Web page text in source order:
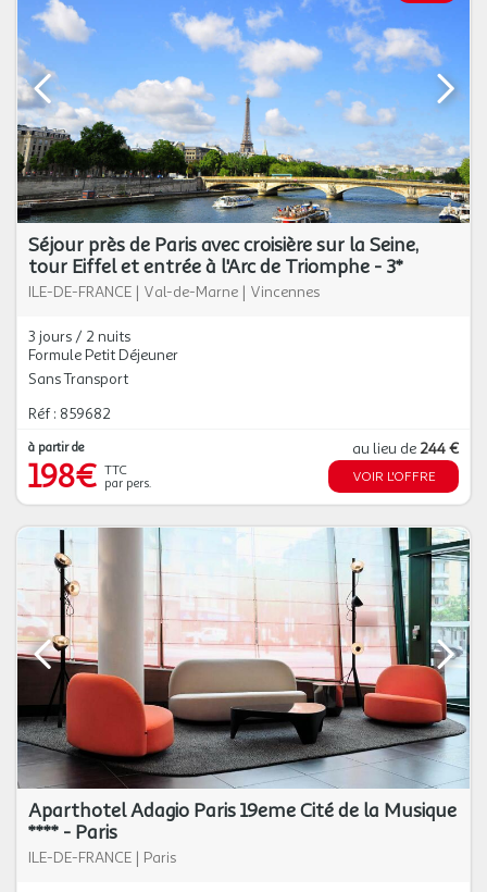
Séjour près de Paris avec croisière sur la Seine,
tour Eiffel et entrée à l'Arc de Triomphe - 3*
ILE-DE-FRANCE | Val-de-Marne | Vincennes
3 jours / 2 nuits
Formule Petit Déjeuner
Sans Transport
Réf : 859682
à partir de
198€ TTC
par pers.
au lieu de 244 €
VOIR L'OFFRE
Aparthotel Adagio Paris 19eme Cité de la Musique
**** - Paris
ILE-DE-FRANCE | Paris